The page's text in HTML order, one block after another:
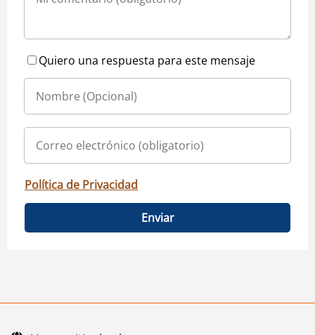
Quiero una respuesta para este mensaje
Política de Privacidad
Enviar